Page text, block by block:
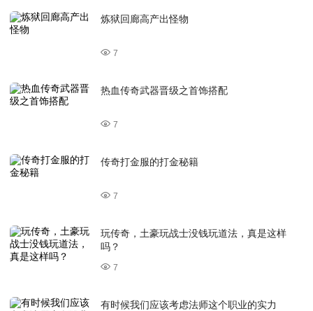
炼狱回廊高产出怪物
7
热血传奇武器晋级之首饰搭配
7
传奇打金服的打金秘籍
7
玩传奇，土豪玩战士没钱玩道法，真是这样
吗？
7
有时候我们应该考虑法师这个职业的实力